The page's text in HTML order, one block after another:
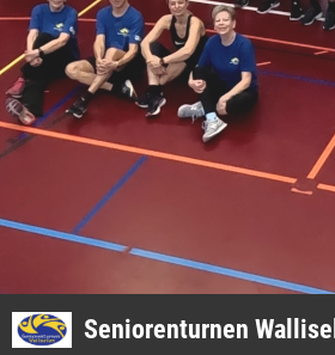
Seniorenturnen